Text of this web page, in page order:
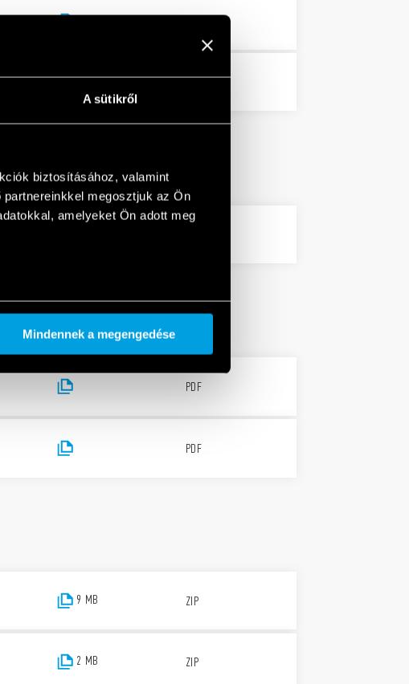
A sütikről
biztosításához, valamint
megosztjuk az Ön
amelyeket Ön adott meg
Mindennek a megengedése
274 KB
PDF
PDF
PDF
9 MB ZIP
2 MB ZIP